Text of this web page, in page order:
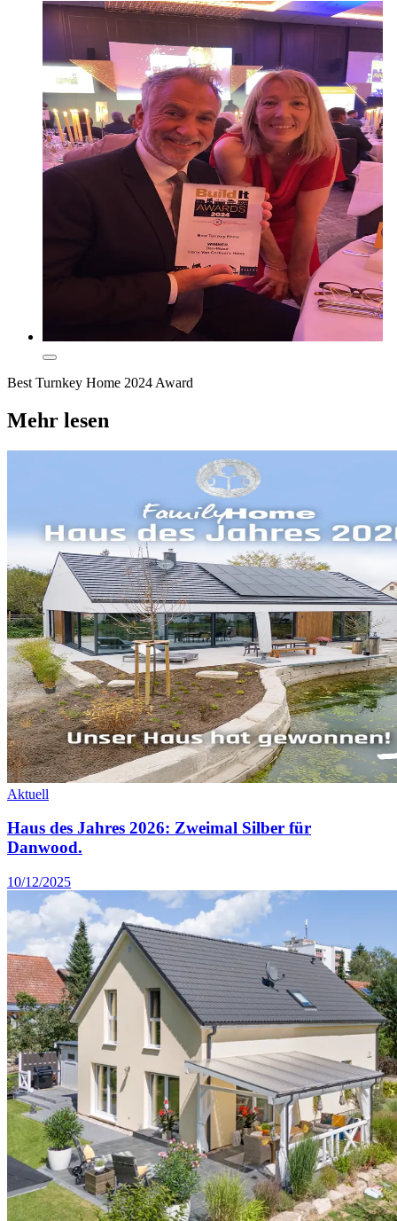
Best Turnkey Home 2024 Award
Mehr lesen
Aktuell
Haus des Jahres 2026: Zweimal Silber für
Danwood.
10/12/2025